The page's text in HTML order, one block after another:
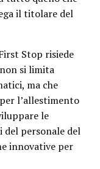
il titolare del
Stop risiede
si limita
ma che
l’allestimento
le
del personale del
innovative per